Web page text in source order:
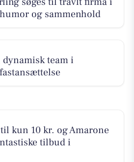
og sammenhold
team i
kun 10 kr. og Amarone
tilbud i